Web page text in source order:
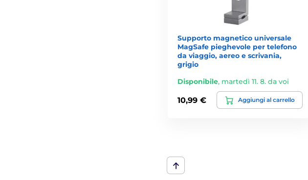
Supporto magnetico universale
MagSafe pieghevole per telefono
da viaggio, aereo e scrivania,
grigio
Disponibile, martedì 11. 8. da voi
10,99 € Aggiungi al carrello